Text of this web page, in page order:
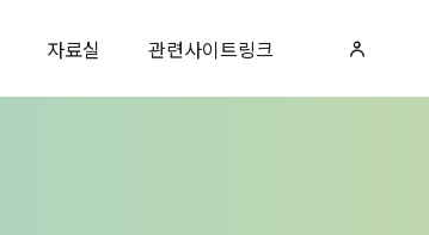
자료실 관련사이트링크